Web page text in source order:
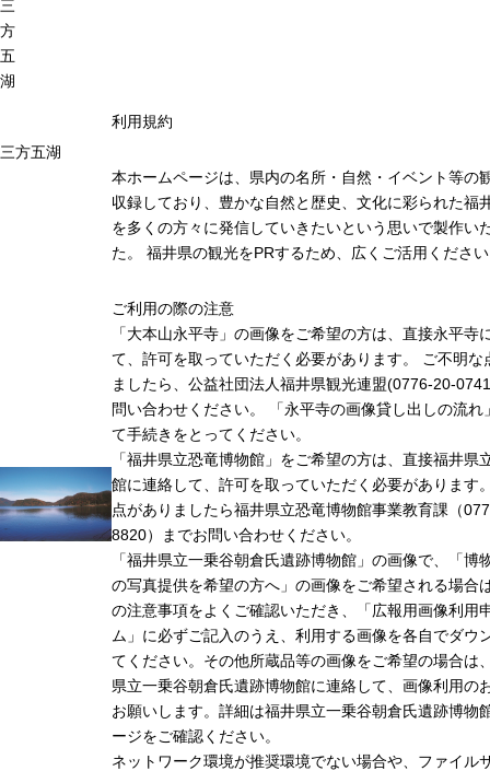
三
方
五
湖
三方五湖
利用規約
本ホームページは、県内の名所・自然・イベント等の
収録しており、豊かな自然と歴史、文化に彩られた福
を多くの方々に発信していきたいという思いで製作い
た。 福井県の観光をPRするため、広くご活用くださ
ご利用の際の注意
「大本山永平寺」の画像をご希望の方は、直接永平寺
て、許可を取っていただく必要があります。 ご不明な
ましたら、公益社団法人福井県観光連盟(0776-20-
問い合わせください。 「永平寺の画像貸し出しの流れ
て手続きをとってください。
「福井県立恐竜博物館」をご希望の方は、直接福井県
館に連絡して、許可を取っていただく必要があります
点がありましたら福井県立恐竜博物館事業教育課（
8820）までお問い合わせください。
「福井県立一乗谷朝倉氏遺跡博物館」の画像で、「博
の写真提供を希望の方へ」の画像をご希望される場合
の注意事項をよくご確認いただき、「広報用画像利用
ム」に必ずご記入のうえ、利用する画像を各自でダウ
てください。その他所蔵品等の画像をご希望の場合は
県立一乗谷朝倉氏遺跡博物館に連絡して、画像利用の
お願いします。詳細は福井県立一乗谷朝倉氏遺跡博物
ージをご確認ください。
ネットワーク環境が推奨環境でない場合や、ファイル